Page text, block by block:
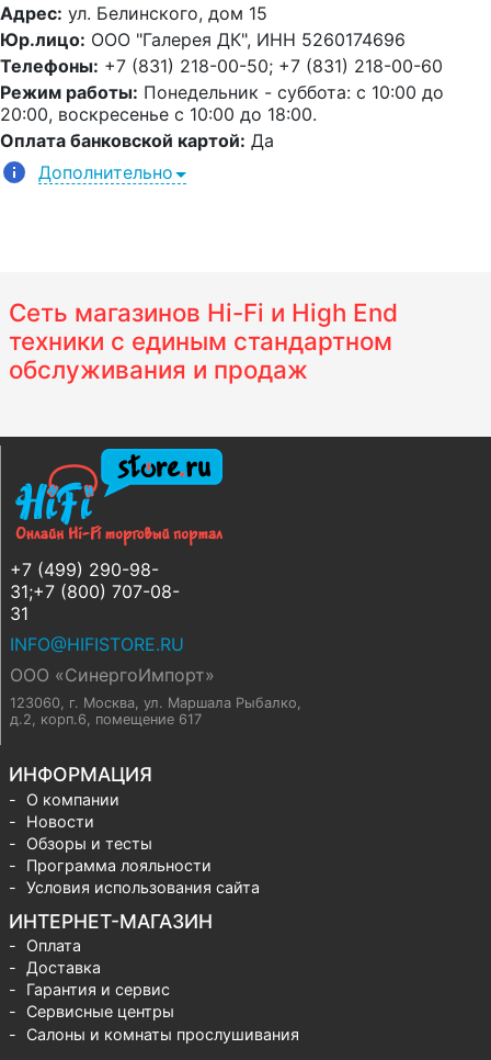
Адрес: ул. Белинского, дом 15
Юр.лицо: ООО "Галерея ДК", ИНН 5260174696
Телефоны: +7 (831) 218-00-50; +7 (831) 218-00-60
Режим работы: Понедельник - суббота: с 10:00 до
20:00, воскресенье с 10:00 до 18:00.
Оплата банковской картой: Да
Дополнительно
Сеть магазинов Hi-Fi и High End
техники с единым стандартном
обслуживания и продаж
+7 (499) 290-98-
31;+7 (800) 707-08-
31
INFO@HIFISTORE.RU
ООО «СинергоИмпорт»
123060, г. Москва, ул. Маршала Рыбалко,
д.2, корп.6, помещение 617
ИНФОРМАЦИЯ
О компании
Новости
Обзоры и тесты
Программа лояльности
Условия использования сайта
ИНТЕРНЕТ-МАГАЗИН
Оплата
Доставка
Гарантия и сервис
Сервисные центры
Салоны и комнаты прослушивания